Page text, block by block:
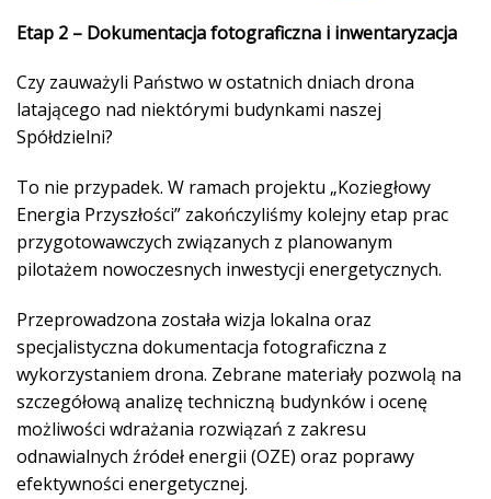
Etap 2 – Dokumentacja fotograficzna i inwentaryzacja
Czy zauważyli Państwo w ostatnich dniach drona
latającego nad niektórymi budynkami naszej
Spółdzielni?
To nie przypadek. W ramach projektu „Koziegłowy
Energia Przyszłości” zakończyliśmy kolejny etap prac
przygotowawczych związanych z planowanym
pilotażem nowoczesnych inwestycji energetycznych.
Przeprowadzona została wizja lokalna oraz
specjalistyczna dokumentacja fotograficzna z
wykorzystaniem drona. Zebrane materiały pozwolą na
szczegółową analizę techniczną budynków i ocenę
możliwości wdrażania rozwiązań z zakresu
odnawialnych źródeł energii (OZE) oraz poprawy
efektywności energetycznej.